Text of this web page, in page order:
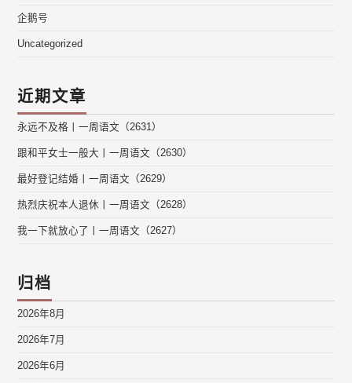
企鹅号
Uncategorized
近期文章
永远不及格丨一周语文（2631）
跟和平女士一般大丨一周语文（2630）
最好登记结婚丨一周语文（2629）
热烈庆祝本人退休丨一周语文（2628）
我一下就放心了丨一周语文（2627）
归档
2026年8月
2026年7月
2026年6月